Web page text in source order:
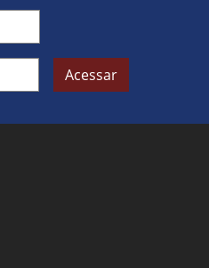
Acessar